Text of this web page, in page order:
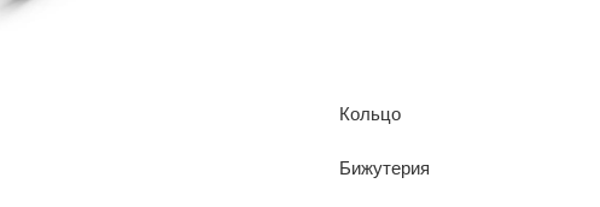
Кольцо
Бижутерия